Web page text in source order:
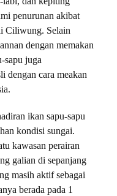
penurunan akibat
Ciliwung. Selain
dengan memakan
sapu juga
dengan cara meakan
ikan sapu-sapu
kondisi sungai.
kawasan perairan
galian di sepanjang
masih aktif sebagai
berada pada 1